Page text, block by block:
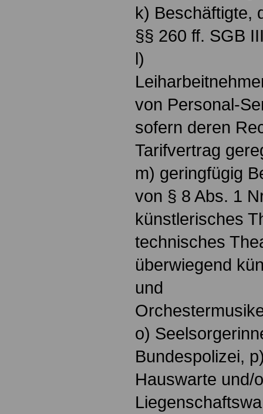
k) Beschäftigte,
§§ 260 ff. SGB
l)
von Personal-
sofern deren
Tarifvertrag
m) geringfügig
von § 8 Abs. 1
künstlerisches
technisches
überwiegend
und
o)
Bundespolizei,
Hauswarte und/